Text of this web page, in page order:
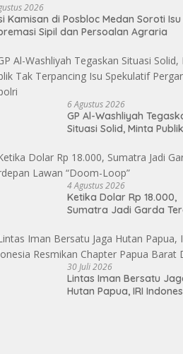
2026
Kamisan di Posbloc Medan Soroti Isu
Sipil dan Persoalan Agraria
6 Agustus 2026
GP Al-Washliyah
Situasi Solid, Minta
Pergantian Kapolri
4 Agustus 2026
Ketika Dolar Rp 18.000,
Sumatra Jadi Garda
30 Juli 2026
Lintas Iman Bersatu
Hutan Papua, IRI